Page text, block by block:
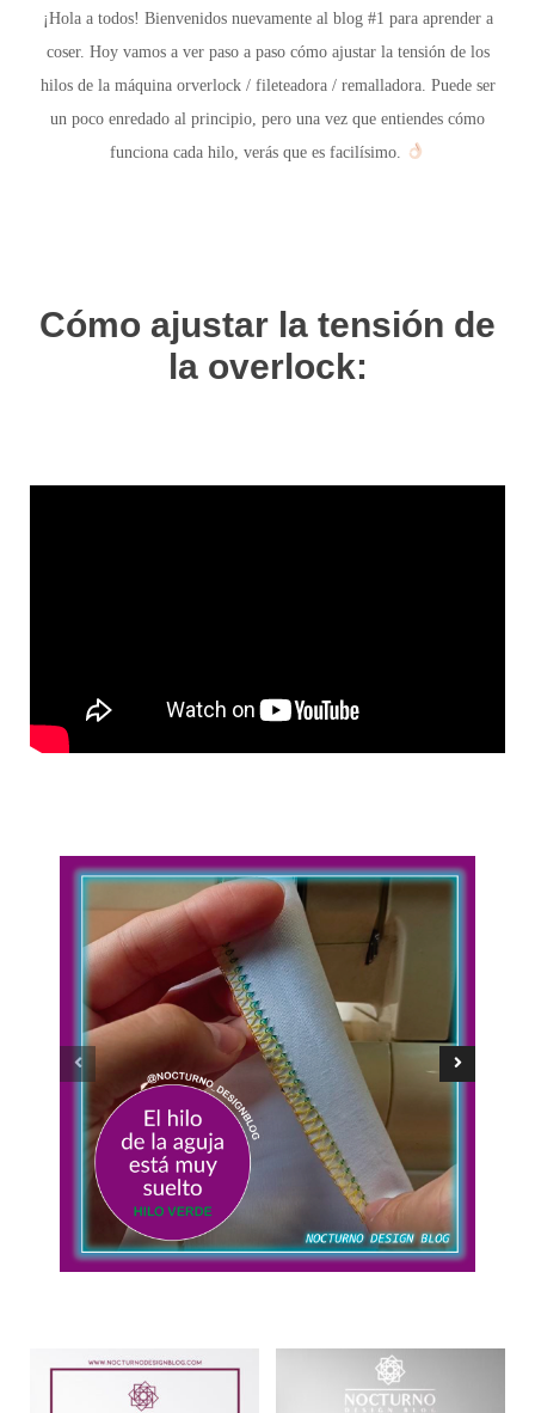
¡Hola a todos! Bienvenidos nuevamente al blog #1 para aprender a
coser. Hoy vamos a ver paso a paso cómo ajustar la tensión de los
hilos de la máquina orverlock / fileteadora / remalladora. Puede ser
un poco enredado al principio, pero una vez que entiendes cómo
funciona cada hilo, verás que es facilísimo.
Cómo ajustar la tensión de
la overlock: